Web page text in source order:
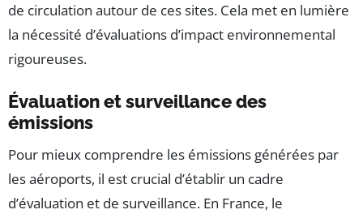
de circulation autour de ces sites. Cela met en lumière
la nécessité d’évaluations d’impact environnemental
rigoureuses.
Évaluation et surveillance des
émissions
Pour mieux comprendre les émissions générées par
les aéroports, il est crucial d’établir un cadre
d’évaluation et de surveillance. En France, le